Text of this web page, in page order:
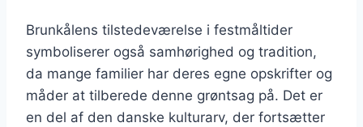
Brunkålens tilstedeværelse i festmåltider
symboliserer også samhørighed og tradition,
da mange familier har deres egne opskrifter og
måder at tilberede denne grøntsag på. Det er
en del af den danske kulturarv, der fortsætter